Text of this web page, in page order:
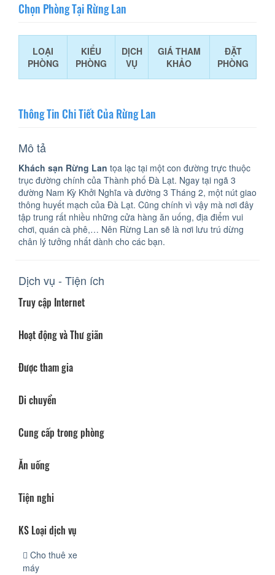
Chọn Phòng Tại Rừng Lan
LOẠI
PHÒNG
KIỂU
PHÒNG
DỊCH
VỤ
GIÁ THAM
KHẢO
ĐẶT
PHÒNG
Thông Tin Chi Tiết Của Rừng Lan
Mô tả
Khách sạn Rừng Lan tọa lạc tại một con đường trực thuộc
trục đường chính của Thành phố Đà Lạt. Ngay tại ngã 3
đường Nam Kỳ Khởi Nghĩa và đường 3 Tháng 2, một nút giao
thông huyết mạch của Đà Lạt. Cũng chính vì vậy mà nơi đây
tập trung rất nhiều những cửa hàng ăn uống, địa điểm vui
chơi, quán cà phê,… Nên Rừng Lan sẽ là nơi lưu trú dừng
chân lý tưởng nhất dành cho các bạn.
Dịch vụ - Tiện ích
Truy cập Internet
Hoạt động và Thư giãn
Được tham gia
Di chuyển
Cung cấp trong phòng
Ăn uống
Tiện nghi
KS Loại dịch vụ
Cho thuê xe
máy